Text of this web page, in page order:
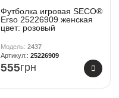
Футболка игровая SECO®
Erso 25226909 женская
цвет: розовый
2437
25226909
555грн